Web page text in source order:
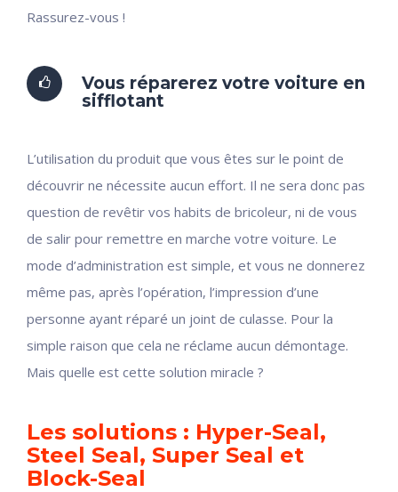
Rassurez-vous !
Vous réparerez votre voiture en
sifflotant
L’utilisation du produit que vous êtes sur le point de
découvrir ne nécessite aucun effort. Il ne sera donc pas
question de revêtir vos habits de bricoleur, ni de vous
de salir pour remettre en marche votre voiture. Le
mode d’administration est simple, et vous ne donnerez
même pas, après l’opération, l’impression d’une
personne ayant réparé un joint de culasse. Pour la
simple raison que cela ne réclame aucun démontage.
Mais quelle est cette solution miracle ?
Les solutions : Hyper-Seal,
Steel Seal, Super Seal et
Block-Seal